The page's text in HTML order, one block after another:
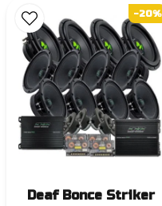
Deaf Bonce Striker
-20%